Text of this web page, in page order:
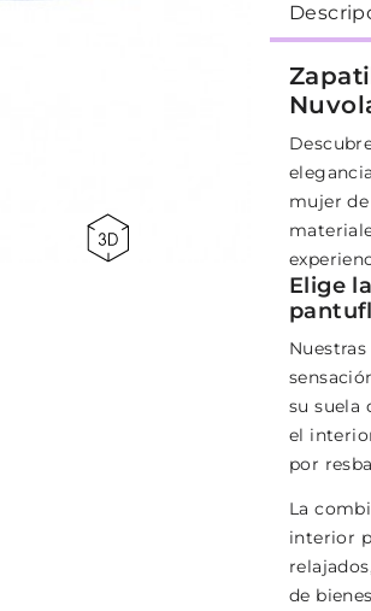
mujer
Elige
su suela
el
por
La
interior
de